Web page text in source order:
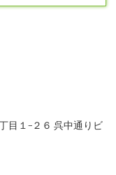
目１−２６ 呉中通りビ